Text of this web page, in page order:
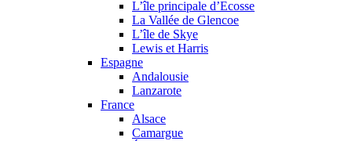
L’île principale d’Ecosse
La Vallée de Glencoe
L’île de Skye
Lewis et Harris
Espagne
Andalousie
Lanzarote
France
Alsace
Camargue